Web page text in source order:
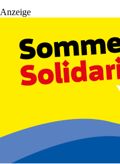
Anzeige